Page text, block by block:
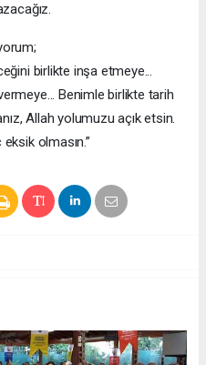
birlikte inşa etmeye...
Benimle birlikte tarih
Allah yolumuzu açık etsin.
olmasın.”